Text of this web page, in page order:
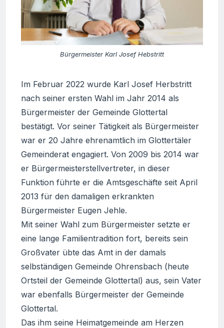
Bürgermeister Karl Josef Hebstritt
Im Februar 2022 wurde Karl Josef Herbstritt
nach seiner ersten Wahl im Jahr 2014 als
Bürgermeister der Gemeinde Glottertal
bestätigt. Vor seiner Tätigkeit als Bürgermeister
war er 20 Jahre ehrenamtlich im Glottertäler
Gemeinderat engagiert. Von 2009 bis 2014 war
er Bürgermeisterstellvertreter, in dieser
Funktion führte er die Amtsgeschäfte seit April
2013 für den damaligen erkrankten
Bürgermeister Eugen Jehle.
Mit seiner Wahl zum Bürgermeister setzte er
eine lange Familientradition fort, bereits sein
Großvater übte das Amt in der damals
selbständigen Gemeinde Ohrensbach (heute
Ortsteil der Gemeinde Glottertal) aus, sein Vater
war ebenfalls Bürgermeister der Gemeinde
Glottertal.
Das ihm seine Heimatgemeinde am Herzen